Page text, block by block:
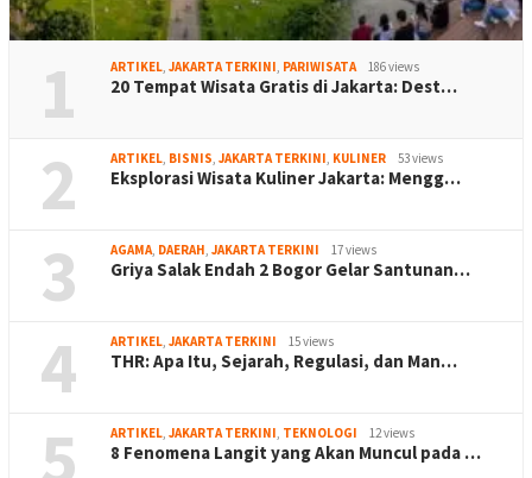
1 ARTIKEL, JAKARTA TERKINI, PARIWISATA 186 views
20 Tempat Wisata Gratis di Jakarta: Dest…
2 ARTIKEL, BISNIS, JAKARTA TERKINI, KULINER 53 views
Eksplorasi Wisata Kuliner Jakarta: Mengg…
3 AGAMA, DAERAH, JAKARTA TERKINI 17 views
Griya Salak Endah 2 Bogor Gelar Santunan…
4 ARTIKEL, JAKARTA TERKINI 15 views
THR: Apa Itu, Sejarah, Regulasi, dan Man…
5 ARTIKEL, JAKARTA TERKINI, TEKNOLOGI 12 views
8 Fenomena Langit yang Akan Muncul pada …